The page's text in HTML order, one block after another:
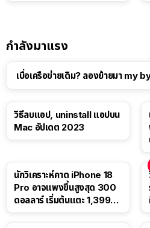
กำลังมาแรง
เบื่อเครือข่ายเดิม? ลองย้ายมา my
วิธีลบแอป, uninstall แอปบน
Mac อัปเดต 2023
นักวิเคราะห์คาด iPhone 18
Pro อาจแพงขึ้นสูงสุด 300
ดอลลาร์ เริ่มต้นแตะ 1,399